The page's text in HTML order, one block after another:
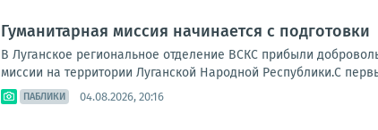
Гуманитарная миссия начинается с подготовки
В Луганское региональное отделение ВСКС прибыли
миссии на территории Луганской Народной Республики.С
ПАБЛИКИ 04.08.2026, 20:16